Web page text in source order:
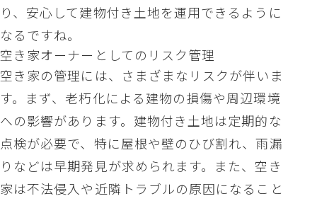
り、安心して建物付き土地を運用できるように
なるですね。
空き家オーナーとしてのリスク管理
空き家の管理には、さまざまなリスクが伴いま
す。まず、老朽化による建物の損傷や周辺環境
への影響があります。建物付き土地は定期的な
点検が必要で、特に屋根や壁のひび割れ、雨漏
りなどは早期発見が求められます。また、空き
家は不法侵入や近隣トラブルの原因になること